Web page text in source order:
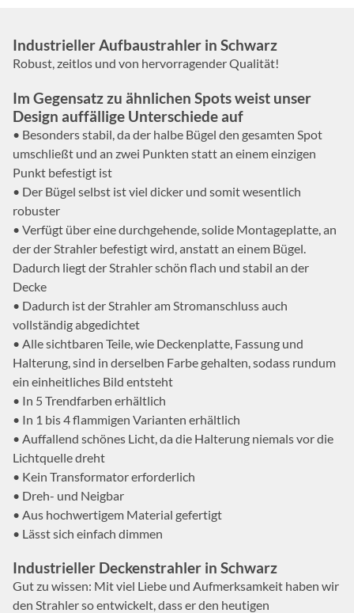
Industrieller Aufbaustrahler in Schwarz
Robust, zeitlos und von hervorragender Qualität!
Im Gegensatz zu ähnlichen Spots weist unser
Design auffällige Unterschiede auf
• Besonders stabil, da der halbe Bügel den gesamten Spot
umschließt und an zwei Punkten statt an einem einzigen
Punkt befestigt ist
• Der Bügel selbst ist viel dicker und somit wesentlich
robuster
• Verfügt über eine durchgehende, solide Montageplatte, an
der der Strahler befestigt wird, anstatt an einem Bügel.
Dadurch liegt der Strahler schön flach und stabil an der
Decke
• Dadurch ist der Strahler am Stromanschluss auch
vollständig abgedichtet
• Alle sichtbaren Teile, wie Deckenplatte, Fassung und
Halterung, sind in derselben Farbe gehalten, sodass rundum
ein einheitliches Bild entsteht
• In 5 Trendfarben erhältlich
• In 1 bis 4 flammigen Varianten erhältlich
• Auffallend schönes Licht, da die Halterung niemals vor die
Lichtquelle dreht
• Kein Transformator erforderlich
• Dreh- und Neigbar
• Aus hochwertigem Material gefertigt
• Lässt sich einfach dimmen
Industrieller Deckenstrahler in Schwarz
Gut zu wissen: Mit viel Liebe und Aufmerksamkeit haben wir
den Strahler so entwickelt, dass er den heutigen